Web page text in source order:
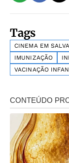
Tags
CINEMA EM
IMUNIZAÇÃO
VACINAÇÃO